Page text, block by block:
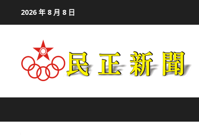
2026 年 8 月 8 日